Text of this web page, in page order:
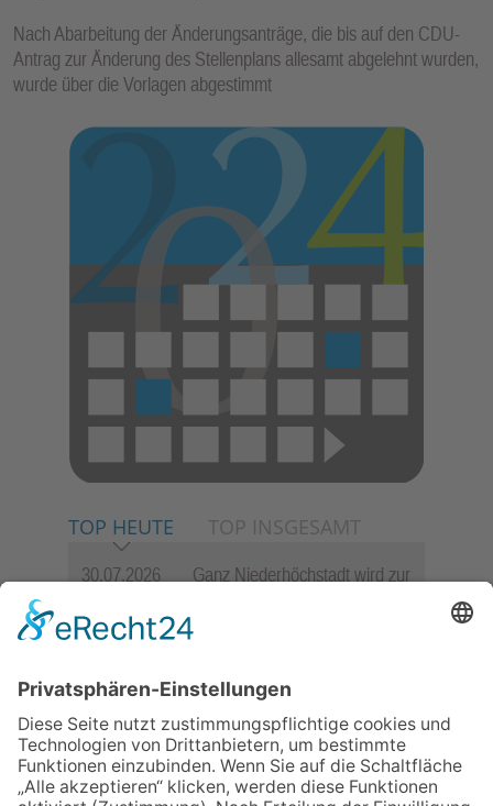
Nach Abarbeitung der Änderungsanträge, die bis auf den CDU-
Antrag zur Änderung des Stellenplans allesamt abgelehnt wurden,
wurde über die Vorlagen abgestimmt
TOP HEUTE TOP INSGESAMT
30.07.2026
Ganz Niederhöchstadt wird zur
06.08.2026
Jugendchor Hochtaunus
Programm „Changes“
Sommerabend: Der Rettershof
lädt wieder zum Weinfest ein
06.08.2026
Hisamoto und Tölke begeistern